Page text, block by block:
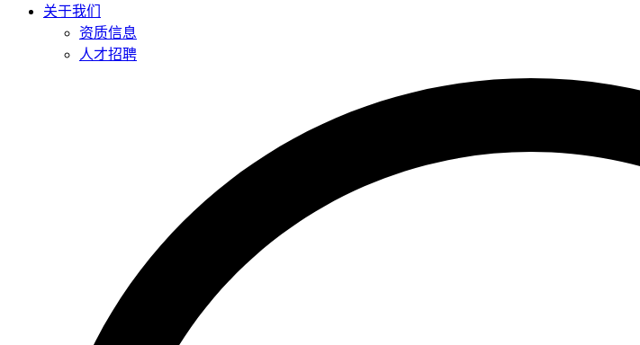
关于我们
资质信息
人才招聘